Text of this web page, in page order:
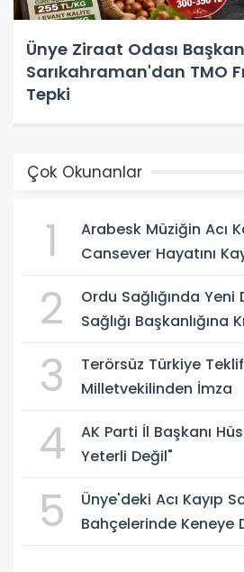
Ünye Ziraat Odası
Sarıkahraman'dan TMO
Tepki
Çok Okunanlar
1
Arabesk Müziğin Acı
Cansever Hayatını
2
Ordu Sağlığında
Sağlığı Başkanlığına
3
Terörsüz Türkiye
Milletvekilinden İmza
4
AK Parti İl Başkanı
Yeterli Değil"
5
Ünye'deki Acı Kayıp
Bahçelerinde Keneye